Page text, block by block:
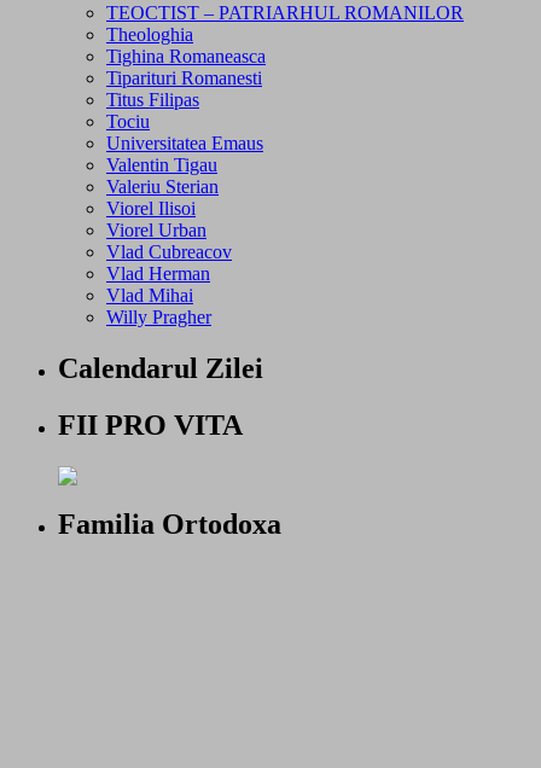
TEOCTIST – PATRIARHUL ROMANILOR
Theologhia
Tighina Romaneasca
Tiparituri Romanesti
Titus Filipas
Tociu
Universitatea Emaus
Valentin Tigau
Valeriu Sterian
Viorel Ilisoi
Viorel Urban
Vlad Cubreacov
Vlad Herman
Vlad Mihai
Willy Pragher
Calendarul Zilei
FII PRO VITA
Familia Ortodoxa